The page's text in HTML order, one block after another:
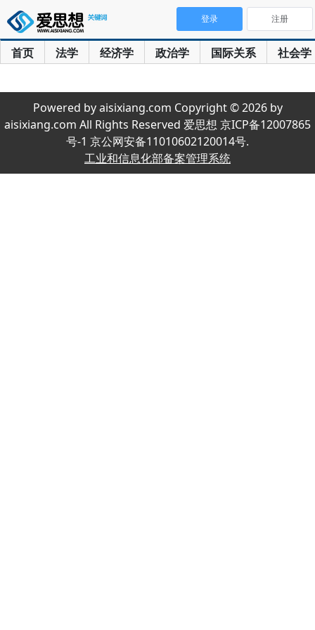
首页 法学 经济学 政治学 国际关系 社会学
登录 注册
Powered by aisixiang.com Copyright © 2026 by
aisixiang.com All Rights Reserved 爱思想 京ICP备12007865
号-1 京公网安备11010602120014号.
工业和信息化部备案管理系统